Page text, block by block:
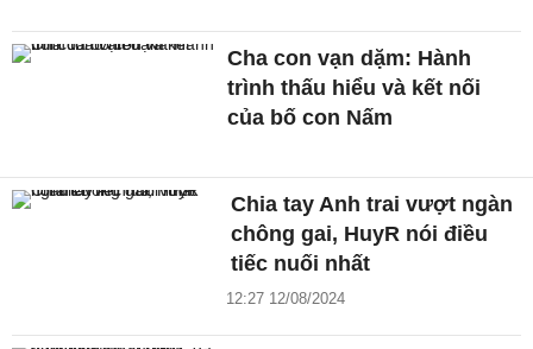
Cha con vạn dặm: Hành
trình thấu hiểu và kết nối
của bố con Nấm
Chia tay Anh trai vượt ngàn
chông gai, HuyR nói điều
tiếc nuối nhất
12:27 12/08/2024